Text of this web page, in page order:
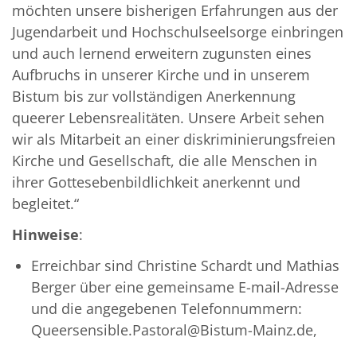
möchten unsere bisherigen Erfahrungen aus der
Jugendarbeit und Hochschulseelsorge einbringen
und auch lernend erweitern zugunsten eines
Aufbruchs in unserer Kirche und in unserem
Bistum bis zur vollständigen Anerkennung
queerer Lebensrealitäten. Unsere Arbeit sehen
wir als Mitarbeit an einer diskriminierungsfreien
Kirche und Gesellschaft, die alle Menschen in
ihrer Gottesebenbildlichkeit anerkennt und
begleitet.“
Hinweise:
Erreichbar sind Christine Schardt und Mathias
Berger über eine gemeinsame E-mail-Adresse
und die angegebenen Telefonnummern:
Queersensible.Pastoral@Bistum-Mainz.de,